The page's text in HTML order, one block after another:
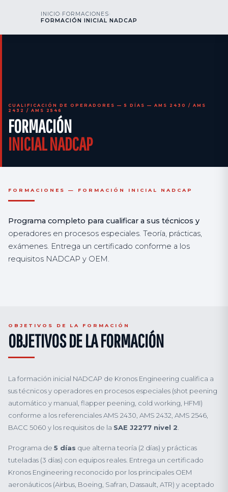
nos
engineering
LLÁMENOS
CUALIFICACIÓN DE OPERADORES — 5 DÍAS — AMS 2430 / AMS
2432 / AMS 2546
FORMACIÓN
INICIAL NADCAP
INICIO FORMACIONES
FORMACIÓN INICIAL NADCAP
FORMACIONES — FORMACIÓN INICIAL NADCAP
Programa completo para cualificar a sus técnicos y
operadores en procesos especiales. Teoría, prácticas,
exámenes. Entrega un certificado conforme a los
requisitos NADCAP y OEM.
OBJETIVOS DE LA FORMACIÓN
OBJETIVOS DE LA FORMACIÓN
La formación inicial NADCAP de Kronos Engineering cualifica a
sus técnicos y operadores en procesos especiales (shot peening
automático y manual, flapper peening, cold working, HFMI)
conforme a los referenciales AMS 2430, AMS 2432, AMS 2546,
BACC 5060 y los requisitos de la SAE J2277 nivel 2
Programa de 5 días que alterna teoría (2 días) y prácticas
tuteladas (3 días) con equipos reales. Entrega un certificado
Kronos Engineering reconocido por los principales OEM
aeronáuticos (Airbus, Boeing, Safran, Dassault, ATR) y aceptado